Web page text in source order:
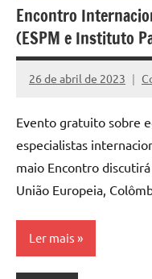
Encontro
(ESPM e Instituto
26 de abril de 2023
Nenhum
Evento gratuito sobre
especialistas
maio Encontro
União Europeia,
Ler mais